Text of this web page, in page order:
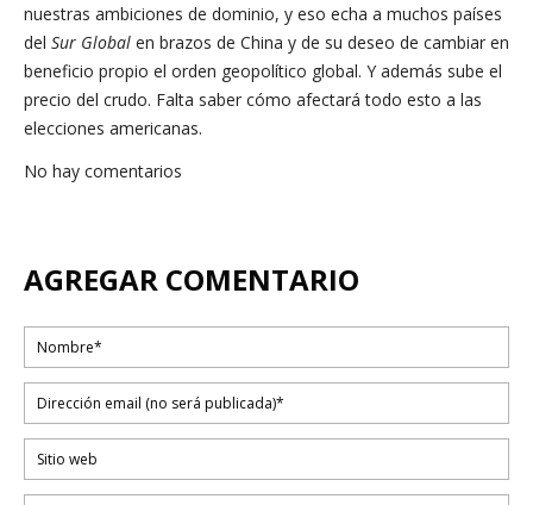
nuestras ambiciones de dominio, y eso echa a muchos países
del Sur Global en brazos de China y de su deseo de cambiar en
beneficio propio el orden geopolítico global. Y además sube el
precio del crudo. Falta saber cómo afectará todo esto a las
elecciones americanas.
No hay comentarios
AGREGAR COMENTARIO